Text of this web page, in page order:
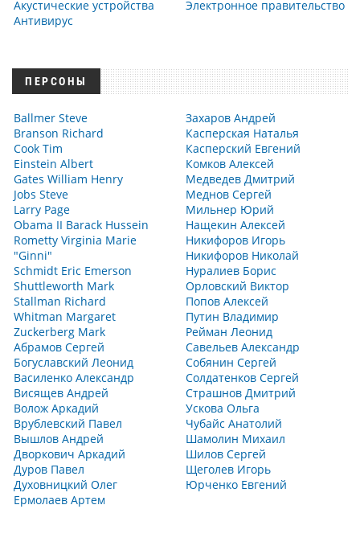
Акустические устройства
Антивирус
Электронное правительство
ПЕРСОНЫ
Ballmer Steve
Branson Richard
Cook Tim
Einstein Albert
Gates William Henry
Jobs Steve
Larry Page
Obama II Barack Hussein
Rometty Virginia Marie
"Ginni"
Schmidt Eric Emerson
Shuttleworth Mark
Stallman Richard
Whitman Margaret
Zuckerberg Mark
Абрамов Сергей
Богуславский Леонид
Василенко Александр
Висящев Андрей
Волож Аркадий
Врублевский Павел
Вышлов Андрей
Дворкович Аркадий
Дуров Павел
Духовницкий Олег
Ермолаев Артем
Захаров Андрей
Касперская Наталья
Касперский Евгений
Комков Алексей
Медведев Дмитрий
Меднов Сергей
Мильнер Юрий
Нащекин Алексей
Никифоров Игорь
Никифоров Николай
Нуралиев Борис
Орловский Виктор
Попов Алексей
Путин Владимир
Рейман Леонид
Савельев Александр
Собянин Сергей
Солдатенков Сергей
Страшнов Дмитрий
Ускова Ольга
Чубайс Анатолий
Шамолин Михаил
Шилов Сергей
Щеголев Игорь
Юрченко Евгений